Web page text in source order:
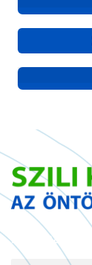
Információ